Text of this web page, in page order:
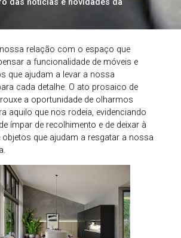
das notícias e novidades da
relação com o espaço que
a funcionalidade de móveis e
que ajudam a levar a nossa
cada detalhe. O ato prosaico de
a oportunidade de olharmos
aquilo que nos rodeia, evidenciando
ímpar de recolhimento e de deixar à
que ajudam a resgatar a nossa